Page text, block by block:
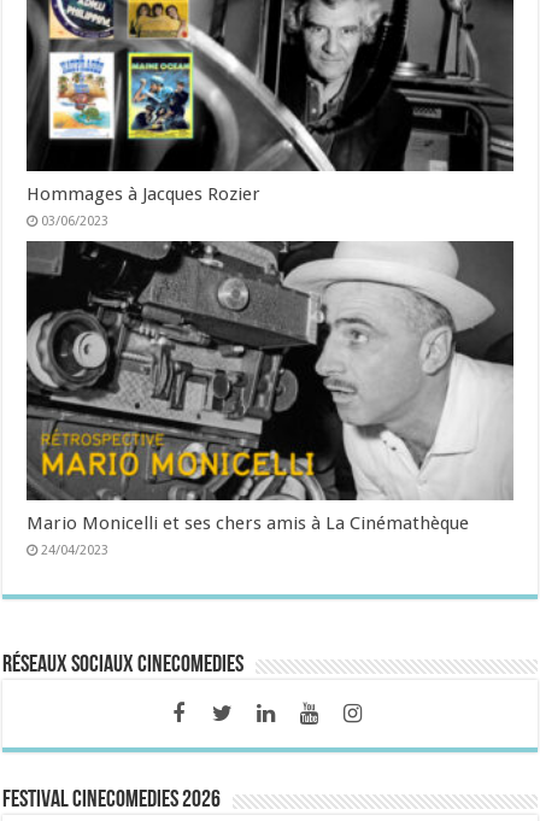
Hommages à Jacques Rozier
03/06/2023
Mario Monicelli et ses chers amis à La Cinémathèque
24/04/2023
Réseaux sociaux CineComedies
FESTIVAL CINECOMEDIES 2026